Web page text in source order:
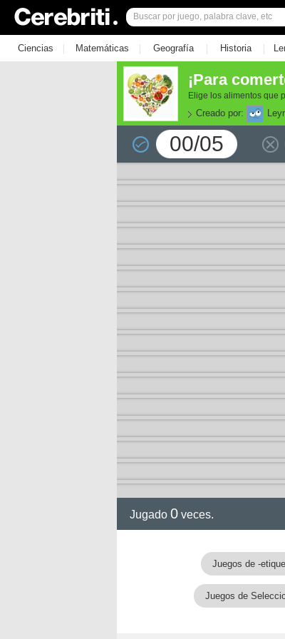
Ciencias | Matemáticas | Geografía | Historia |
¡Para
Elige los alimentos que
Creado por:
00/05
Jugado 0 veces.
Juegos de -
Juegos de